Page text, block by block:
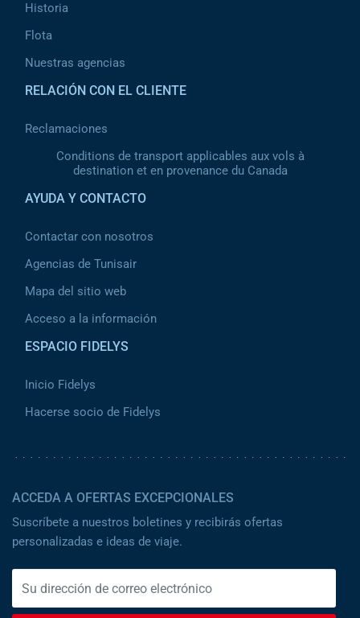
Historia
Flota
Nuestras agencias
RELACIÓN CON EL CLIENTE
Reclamaciones
Conditions de transport applicables aux vols à
destination et en provenance du Canada
AYUDA Y CONTACTO
Contactar con nosotros
Agencias de Tunisair
Mapa del sitio web
Acceso a la información
ESPACIO FIDELYS
Inicio Fidelys
Hacerse socio de Fidelys
ACCEDA A OFERTAS EXCEPCIONALES
Suscríbete a nuestros boletines y recibirás ofertas
personalizadas e ideas de viaje.